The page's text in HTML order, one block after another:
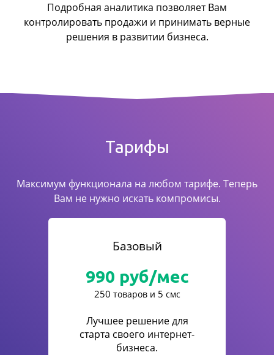
Подробная аналитика позволяет Вам
контролировать продажи и принимать верные
решения в развитии бизнеса.
Тарифы
Максимум функционала на любом тарифе. Теперь
Вам не нужно искать компромисы.
Базовый
990 руб/мес
250 товаров и 5 смс
Лучшее решение для
старта своего интернет-
бизнеса.